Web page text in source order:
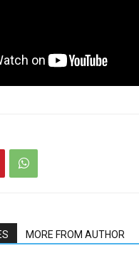
MORE FROM AUTHOR